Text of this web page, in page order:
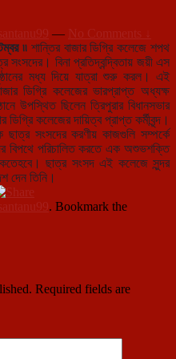
— No Comments ↓
৷৷ শান্তির বাজার ডিগ্রি কলেজে শপথ
সংসদের। বিনা প্রতিদ্বন্দ্বিতায় জয়ী এস
মধ্য দিয়ে যাত্রা শুরু করল। এই
ডিগ্রি কলেজের ভারপ্রাপ্ত অধ্যক্ষ
উপস্থিত ছিলেন ত্রিপুরার বিধানসভার
কলেজের দায়িত্ব প্রাপ্ত কর্মীবৃন্দ।
সংসদের করণীয় কাজগুলি সম্পর্কে
বিপথে পরিচালিত করতে এক অশুভশক্তি
ছাত্র সংসদ এই কলেজে সুন্দর
দেন তিনি।
. Bookmark the
Required fields are